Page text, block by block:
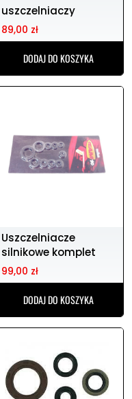
uszczelniaczy
silnikowych rmz/kxf
250 04-06
89,00 zł
DODAJ DO KOSZYKA
Uszczelniacze
silnikowe komplet
yz125 98-04 team10
99,00 zł
DODAJ DO KOSZYKA